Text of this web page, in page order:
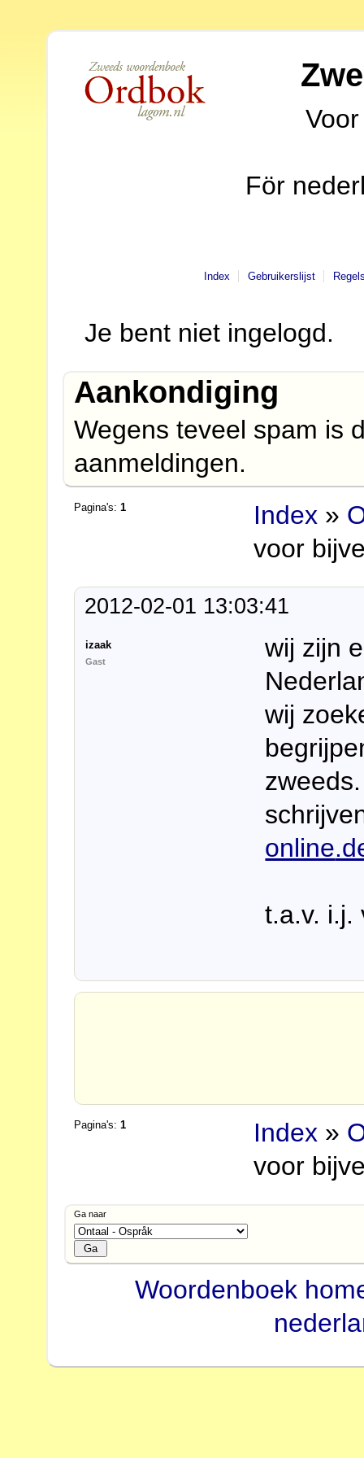
För
Index Gebruikerslijst
Je bent niet ingelogd.
Aankondiging
Wegens teveel spam is
aanmeldingen.
Pagina's:1 Index »
voor
2012-02-01 13:03:41
izaak
Gast
wij zijn
wij
online
t.a.v. i.j.
Pagina's:1 Index »
voor
Ga naar
Woordenboek